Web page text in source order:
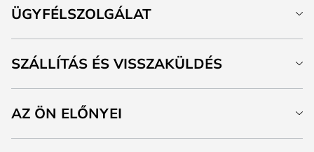
ÜGYFÉLSZOLGÁLAT
SZÁLLÍTÁS ÉS VISSZAKÜLDÉS
AZ ÖN ELŐNYEI